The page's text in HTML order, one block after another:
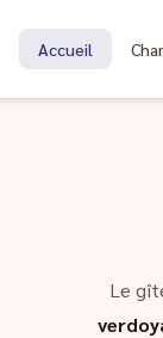
Accueil
Le